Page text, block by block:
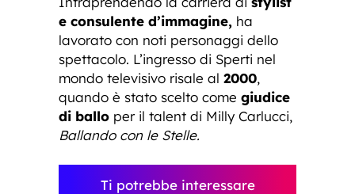
e consulente d’immagine, ha
lavorato con noti personaggi dello
spettacolo. L’ingresso di Sperti nel
mondo televisivo risale al 2000,
quando è stato scelto come giudice
di ballo per il talent di Milly Carlucci,
Ballando con le Stelle.
Ti potrebbe interessare